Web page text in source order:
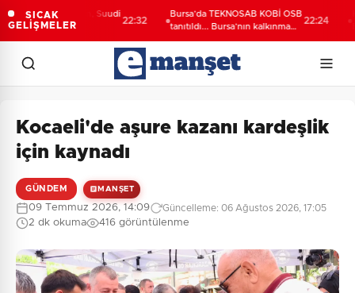
SICAK
GELİŞMELER
Erdoğan, Suudi
yolcusu
Bursa’da TEKNOSAB KOBİ OSB
tanıtıldı... Bursa’nın kalkınma
22:24
Kocaeli'de aşure kazanı kardeşlik
için kaynadı
GÜNDEM MANŞET
09 Temmuz 2026, 14:09 Güncelleme: 06 Ağustos 2026, 17:05
2 dk okuma 416 görüntülenme